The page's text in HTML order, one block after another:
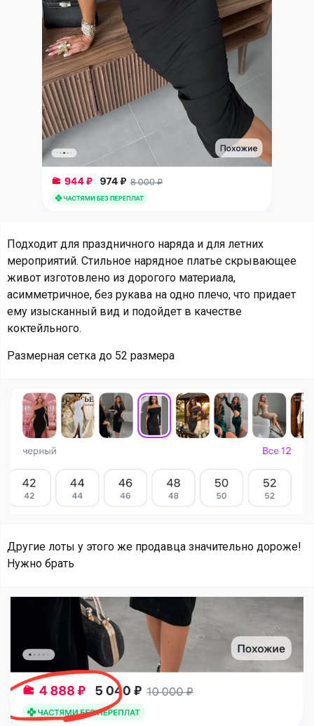
Подходит для праздничного наряда и для летних
мероприятий. Стильное нарядное платье скрывающее
живот изготовлено из дорогого материала,
асимметричное, без рукава на одно плечо, что придает
ему изысканный вид и подойдет в качестве
коктейльного.
Размерная сетка до 52 размера
Другие лоты у этого же продавца значительно дороже!
Нужно брать